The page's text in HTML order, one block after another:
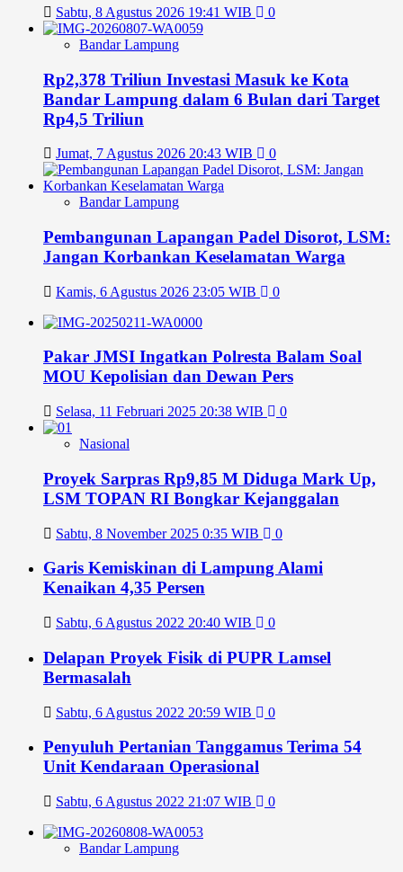
Sabtu, 8 Agustus 2026 19:41 WIB 0
Bandar Lampung
Rp2,378 Triliun Investasi Masuk ke Kota
Bandar Lampung dalam 6 Bulan dari Target
Rp4,5 Triliun
Jumat, 7 Agustus 2026 20:43 WIB 0
Bandar Lampung
Pembangunan Lapangan Padel Disorot, LSM:
Jangan Korbankan Keselamatan Warga
Kamis, 6 Agustus 2026 23:05 WIB 0
Pakar JMSI Ingatkan Polresta Balam Soal
MOU Kepolisian dan Dewan Pers
Selasa, 11 Februari 2025 20:38 WIB 0
Nasional
Proyek Sarpras Rp9,85 M Diduga Mark Up,
LSM TOPAN RI Bongkar Kejanggalan
Sabtu, 8 November 2025 0:35 WIB 0
Garis Kemiskinan di Lampung Alami
Kenaikan 4,35 Persen
Sabtu, 6 Agustus 2022 20:40 WIB 0
Delapan Proyek Fisik di PUPR Lamsel
Bermasalah
Sabtu, 6 Agustus 2022 20:59 WIB 0
Penyuluh Pertanian Tanggamus Terima 54
Unit Kendaraan Operasional
Sabtu, 6 Agustus 2022 21:07 WIB 0
Bandar Lampung